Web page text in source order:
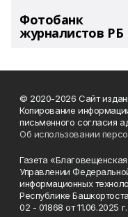
Фотобанк
журналистов РБ
© 2020-2026 Сайт
Копирование
письменного согласия
Об использовании
Газета
Управлении
информационных
Республике
02 - 01868 от 11.06.2025 г.